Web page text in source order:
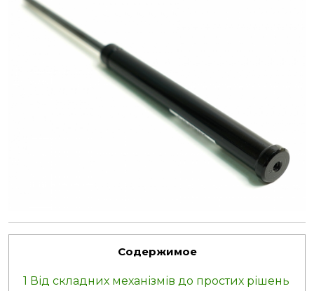
Содержимое
1 Від складних механізмів до простих рішень